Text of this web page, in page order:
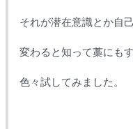
それが潜在意識とか自
変わると知って藁にも
色々試してみました。